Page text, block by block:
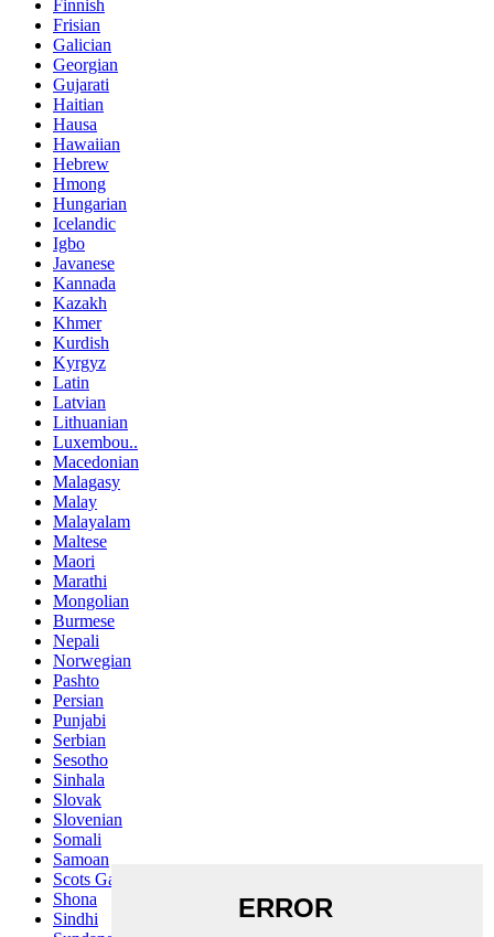
Finnish
Frisian
Galician
Georgian
Gujarati
Haitian
Hausa
Hawaiian
Hebrew
Hmong
Hungarian
Icelandic
Igbo
Javanese
Kannada
Kazakh
Khmer
Kurdish
Kyrgyz
Latin
Latvian
Lithuanian
Luxembou..
Macedonian
Malagasy
Malay
Malayalam
Maltese
Maori
Marathi
Mongolian
Burmese
Nepali
Norwegian
Pashto
Persian
Punjabi
Serbian
Sesotho
Sinhala
Slovak
Slovenian
Somali
Samoan
Scots Gaelic
Shona
Sindhi